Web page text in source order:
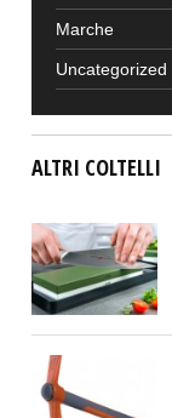
Marche
Uncategorized
ALTRI COLTELLI